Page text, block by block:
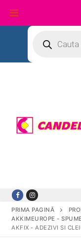
conținut
search
PRIMA PAGINĂ
AKKIMEUROPE -
AKFIX - ADEZIVI SI